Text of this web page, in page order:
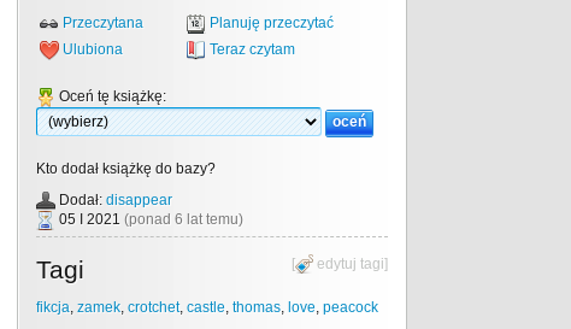
Przeczytana
Planuję przeczytać
Ulubiona
Teraz czytam
Oceń tę książkę:
Kto dodał książkę do bazy?
Dodał: disappear
05 I 2021 (ponad 6 lat temu)
[ edytuj tagi]
Tagi
fikcja, zamek, crotchet, castle, thomas, love, peacock